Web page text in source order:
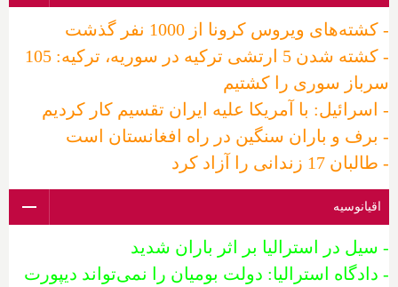
- کشته‌های ویروس کرونا از 1000 نفر گذشت
- کشته شدن 5 ارتشی ترکیه در سوریه، ترکیه: 105
سرباز سوری را کشتیم
- اسرائیل: با آمریکا علیه ایران تقسیم کار کردیم
- برف و باران سنگین در راه افغانستان است
- طالبان 17 زندانی را آزاد کرد
اقیانوسیه
- سیل در استرالیا بر اثر باران شدید
- دادگاه استرالیا: دولت بومیان را نمی‌تواند دیپورت